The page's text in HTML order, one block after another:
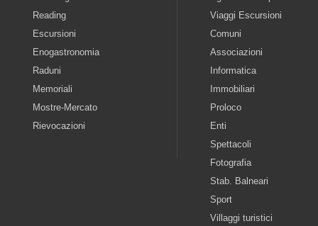
Reading
Escursioni
Enogastronomia
Raduni
Memoriali
Mostre-Mercato
Rievocazioni
Viaggi Escursioni
Comuni
Associazioni
Informatica
Immobiliari
Proloco
Enti
Spettacoli
Fotografia
Stab. Balneari
Sport
Villaggi turistici